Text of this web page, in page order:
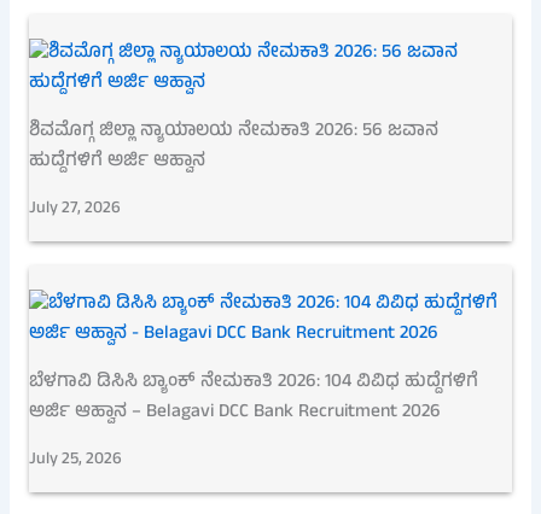
ಶಿವಮೊಗ್ಗ ಜಿಲ್ಲಾ ನ್ಯಾಯಾಲಯ ನೇಮಕಾತಿ 2026: 56 ಜವಾನ
ಹುದ್ದೆಗಳಿಗೆ ಅರ್ಜಿ ಆಹ್ವಾನ
July 27, 2026
ಬೆಳಗಾವಿ ಡಿಸಿಸಿ ಬ್ಯಾಂಕ್ ನೇಮಕಾತಿ 2026: 104 ವಿವಿಧ ಹುದ್ದೆಗಳಿಗೆ
ಅರ್ಜಿ ಆಹ್ವಾನ – Belagavi DCC Bank Recruitment 2026
July 25, 2026